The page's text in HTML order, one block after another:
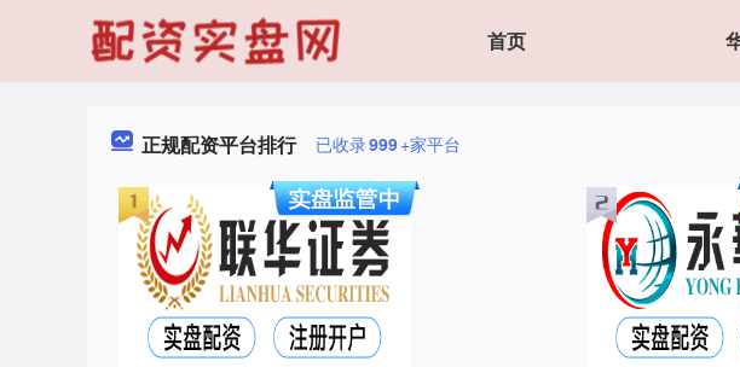
首页
正规配资平台排行 已收录999+家平台